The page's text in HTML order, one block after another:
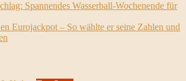
Spannendes Wasserball-Wochenende für
Eurojackpot – So wählte er seine Zahlen und